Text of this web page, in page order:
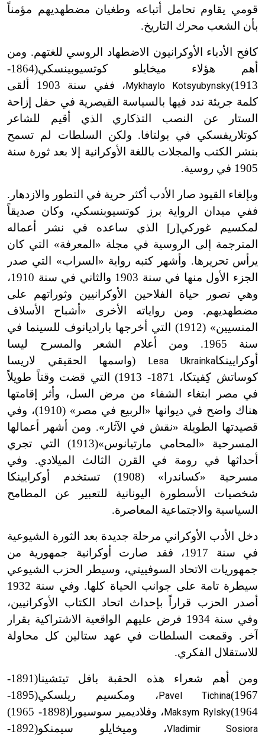
قومي يقاوم تحامل أتباعه وطغيان مضطهديهم مؤمناً
بأن الشعب محرك التاريخ.
كافح الأدباء الأوكرانيون الاضطهاد الروسي للغتهم. ومن
أهم هؤلاء ميخايلو كوتسيوبينسكي(1864-
1913
)
Mykhaylo Kotsyubynsky
، ففي سنة 1903 ألقى
كلمة جريئة ندد فيها بالسياسة القيصرية في حفل إزاحة
الستار عن النصب التذكاري الذي أقيم للشاعر
كوتلاريفسكي في بولتافا. ولكن السلطات لم تسمح
بنشر الكتب والمجلات باللغة الأوكرانية إلا بعد ثورة سنة
1905 في روسية.
وبإلغاء القيود صار الأدب أكثر حرية في التطور والازدهار.
ففي ميدان الرواية برز كوتسيوبنسكي، وكان صديقاً
لمكسيم غوركي[ر] الذي ساعده في نشر أعماله
المترجمة إلى الروسية في مجلة «المعرفة» التي كان
يرأس تحريرها. وأشهر كتبه رواية «السراب» التي صدر
الجزء الأول منها في سنة 1903 والثاني في سنة 1910،
وهي تصور حياة الفلاحين الأوكرانيين وثوراتهم على
مضطهديهم. ومن رواياته الأخرى «أشباح الأسلاف
المنسيين» (1912) التي أخرجها باراديانوف للسينما في
سنة 1965. ومن أعلام الشعر والمسرح ليسا
أوكرايينكاLesa Ukrainka
(واسمها الحقيقي لاريسا
كوساتش كِفيتكا، 1871
-
1913) التي قضت وقتاً طويلاً
في مصر ابتغاء الشفاء من مرض السل، وأثر إقامتها
هناك واضح في ديوانها «الربيع في مصر» (1910
)، وفي
قصيدتها الطويلة «نقش في الآثار». ومن أشهر أعمالها
المسرحية «المحامي مارتيانوس»
(1913) التي تجري
أحداثها في رومة في القرن الثالث الميلادي. وفي
مسرحية «كساندرا» (1908) تستخدم أوكرايينكا
شخصيات الأسطورة اليونانية للتعبير عن المطامح
السياسية والاجتماعية المعاصرة.
دخل الأدب الأوكراني مرحلة جديدة بعد الثورة الشيوعية
في سنة 1917، فقد صارت أوكرانية جمهورية من
جمهوريات الاتحاد السوفييتي، وسيطر الحزب الشيوعي
سيطرة تامة على جوانب الحياة كلها. وفي سنة 1932
أصدر الحزب قراراً بإحداث اتحاد الكتاب الأوكرانيين،
وفي سنة 1934 فرض عليهم الواقعية الاشتراكية بقرار
آخر. وقمعت السلطات في عهد ستالين كل محاولة
للاستقلال الفكري.
ومن أهم شعراء هذه الحقبة بافل تيتشينا(1891-
1967
)
Pavel Tichina ، ومكسيم ريلسكي(1895-
1964
)
Maksym Rylsky ، وفلاديمير سوسيورا(1898-
)
Vladimir Sosiora، وميخايلو سيمنكو(1892-